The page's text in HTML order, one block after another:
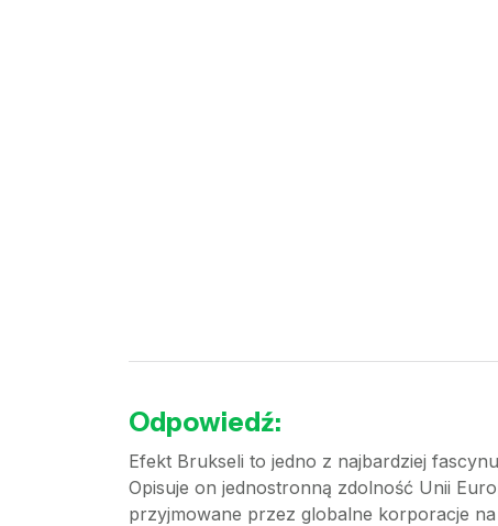
Odpowiedź:
Efekt Brukseli to jedno z najbardziej
Opisuje on jednostronną zdolność Unii
przyjmowane przez globalne korporacje